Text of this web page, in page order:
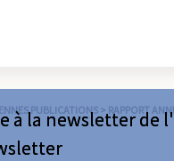
PUBLICATIONS> RAPPORT
à la newsletter de